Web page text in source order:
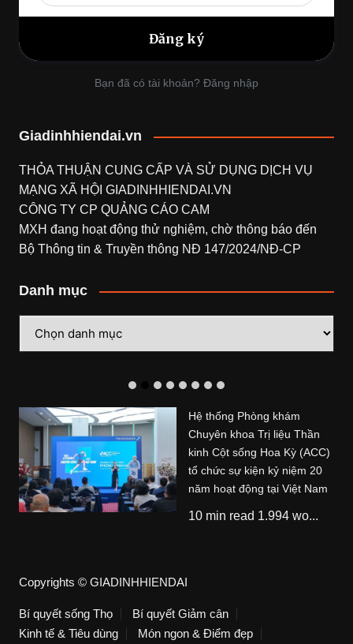
Bạn đã có tài khoản? Đăng nhập
Giadinhhiendai.vn
THỎA THUẬN CUNG CẤP VÀ SỬ DỤNG DỊCH VỤ
MẠNG XÃ HỘI GIADINHHIENDAI.VN
CÔNG TY CP QUẢNG CÁO CAM
MXH đang hoạt động thử nghiệm, chờ thông báo đến
Bộ Thông tin & Truyền thông NĐ 147/2024/NĐ-CP
Danh mục
mục
Hệ thống Phòng khám
Chuyên khoa Trị liệu Thần
kinh Cột sống Hoa Kỳ (ACC)
tổ chức sự kiện kỷ niệm 20
năm hoạt động tại Việt Nam
10 min read 1.994 wo...
Copyrights © GIADINHHIENDAI
Bí quyết sống Thọ
Bí quyết Giảm cân
Kinh tế & Tiêu dùng
Món ngon & Điểm đẹp